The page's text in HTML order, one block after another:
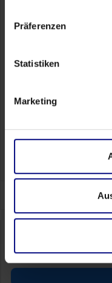
Präferenzen
Statistiken
Marketing
Lassen Sie uns in
Gespräch